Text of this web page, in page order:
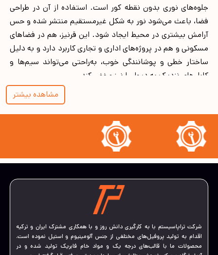
جلوه‌های نوری بدون نقطه کور است. استفاده از آن در طراحی
فضا، باعث می‌شود نور به شکل غیرمستقیم منتشر شده و حس
آرامش بیشتری در محیط ایجاد شود. این قرنیز، هم در فضاهای
مسکونی و هم در پروژه‌های اداری و تجاری کاربرد دارد و به دلیل
ساختار خطی و پوشانندگی خوب، به‌راحتی می‌تواند سیم‌ها و
کابل‌های نزدیک به دیوار را نیز مخفی کند.
مزیت‌های کاربردی قرنیز نوری در طراحی فضاهای
در طراحی‌های داخلی امروزی، ایجاد حس هماهنگی میان
روشنایی و دکوراسیون بسیار مهم است. قرنیز این امکان را فراهم
می‌کند که بدون نصب چراغ‌های بزرگ یا آویز، نوری یکنواخت و
متناسب در فضا ایجاد شود. استفاده از آن در راهروها، اتاق
کلی محیط کمک کند.
یکی از ویژگی‌های مهم این محصول برخلاف
تطبیق آن با انواع سبک‌های دکوراسیون است. از خانه‌های
مینیمال گرفته تا محیط‌های کلاسیک، این قرنیز همیشه جای
خود را پیدا می‌کند. به دلیل استفاده از تکنولوژی LED، مصرف
برق این نوع قرنیزها بسیار پایین است و گرمای اضافه تولید
مشاهده بیشتر
شرکت تراپاسیستم با به کارگیری دانش روز و با همکاری مشترک ایران و ترکیه
اقدام به تولید پروفیل‌های مختلفی از جنس آلومینیوم و استیل نموده است.
محصولات ما با قالب‌های درجه یک و مواد خام فابریک تولید شده و در